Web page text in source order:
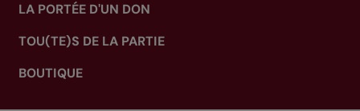
LA PORTÉE D'UN DON
TOU(TE)S DE LA PARTIE
BOUTIQUE